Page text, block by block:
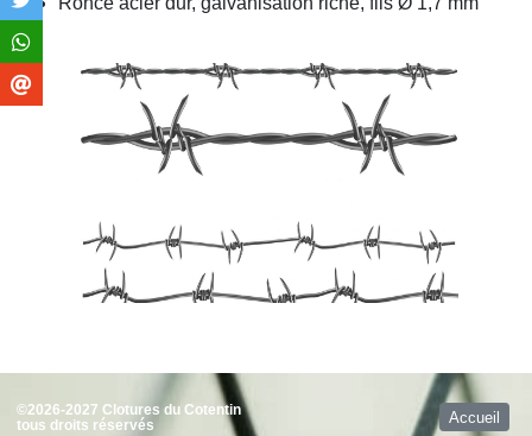
©2026-2027 Clotures du Cotentin
tous droits réservés
Accueil